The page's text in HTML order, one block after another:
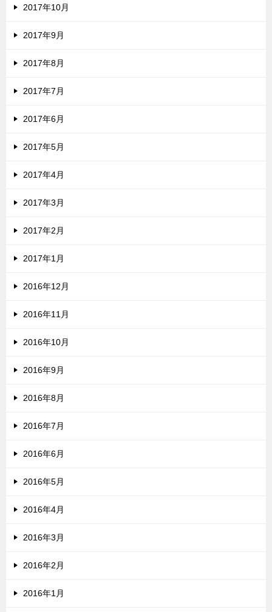
2017年10月
2017年9月
2017年8月
2017年7月
2017年6月
2017年5月
2017年4月
2017年3月
2017年2月
2017年1月
2016年12月
2016年11月
2016年10月
2016年9月
2016年8月
2016年7月
2016年6月
2016年5月
2016年4月
2016年3月
2016年2月
2016年1月